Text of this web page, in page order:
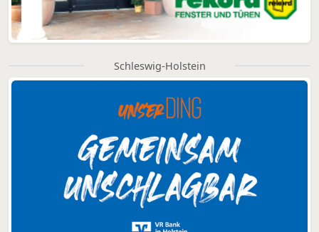
Schleswig-Holstein